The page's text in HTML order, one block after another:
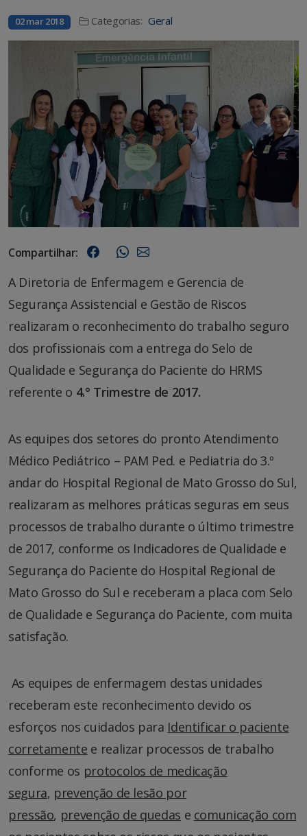
02 mar 2018 Categorias: Geral
Compartilhar:
A Diretoria de Enfermagem e Gerencia de
Segurança Assistencial e Gestão de Riscos
realizaram o reconhecimento do trabalho seguro
dos profissionais com a entrega do Selo de
Qualidade e Segurança do Paciente do HRMS
referente o 4.° Trimestre de 2017.
As equipes dos setores do pronto Atendimento
Médico Pediátrico – PAM Ped. e Pediatria do 3.º
andar do Hospital Regional de Mato Grosso do Sul,
realizaram as melhores práticas seguras em seus
processos de trabalho durante o último trimestre
de 2017, conforme os Indicadores de Qualidade e
Segurança do Paciente do Hospital Regional de
Mato Grosso do Sul e receberam a placa com Selo
de Qualidade e Segurança do Paciente, com muita
satisfação.
As equipes de enfermagem destas unidades
receberam este reconhecimento devido os
esforços nos cuidados para Identificar o paciente
corretamente e realizar processos de trabalho
conforme os protocolos de medicação
segura, prevenção de lesão por
pressão, prevenção de quedas e comunicação com